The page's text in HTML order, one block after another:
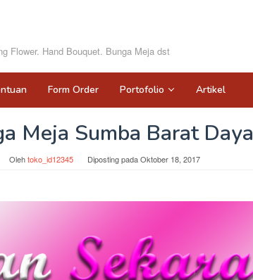
Flower. Hand Bouquet. Bunga Meja dst
Form Order Portofolio Artikel
Meja Sumba Barat Daya
Olehtoko_id12345 Diposting padaOktober 18, 2017